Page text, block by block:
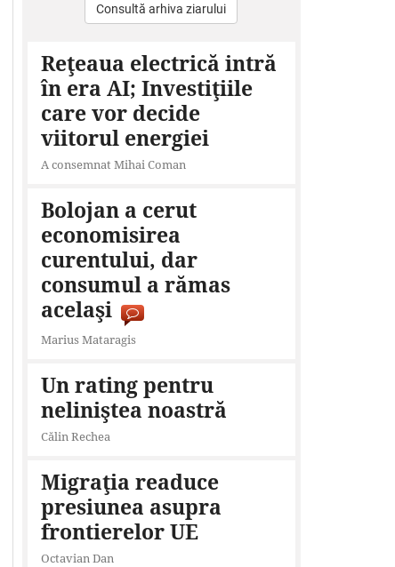
Consultă arhiva ziarului
Reţeaua electrică intră
în era AI; Investiţiile
care vor decide
viitorul energiei
A consemnat Mihai Coman
Bolojan a cerut
economisirea
curentului, dar
consumul a rămas
acelaşi
Marius Mataragis
Un rating pentru
neliniştea noastră
Călin Rechea
Migraţia readuce
presiunea asupra
frontierelor UE
Octavian Dan